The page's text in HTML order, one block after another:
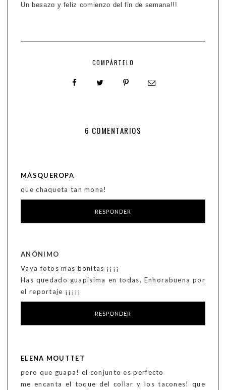
Un besazo y feliz comienzo del fin de semana!!!
COMPÁRTELO
6 COMENTARIOS
MÁSQUEROPA
que chaqueta tan mona!
RESPONDER
ANÓNIMO
Vaya fotos mas bonitas ¡¡¡¡
Has quedado guapisima en todas. Enhorabuena por
el reportaje ¡¡¡¡¡
RESPONDER
ELENA MOUTTET
pero que guapa! el conjunto es perfecto
me encanta el toque del collar y los tacones! que